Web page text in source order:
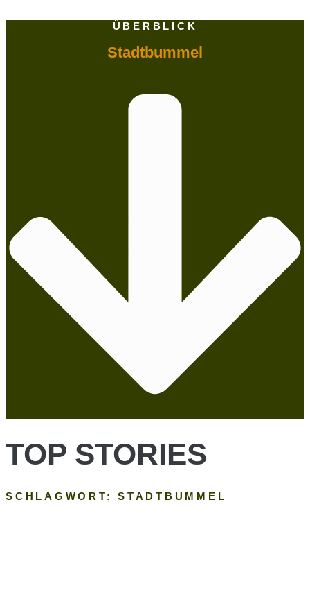
ÜBERBLICK
Stadtbummel
TOP STORIES
SCHLAGWORT: STADTBUMMEL